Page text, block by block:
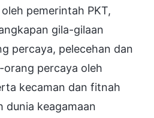
pemerintah PKT,
gila-gilaan
percaya, pelecehan dan
percaya oleh
kecaman dan fitnah
dunia keagamaan